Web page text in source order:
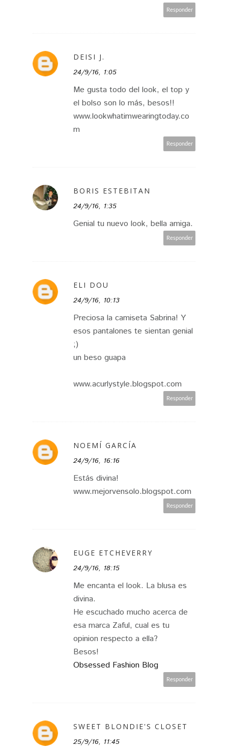
Responder
DEISI J.
24/9/16, 1:05
Me gusta todo del look, el top y
el bolso son lo más, besos!!
www.lookwhatimwearingtoday.co
m
Responder
BORIS ESTEBITAN
24/9/16, 1:35
Genial tu nuevo look, bella amiga.
Responder
ELI DOU
24/9/16, 10:13
Preciosa la camiseta Sabrina! Y
esos pantalones te sientan genial
;)
un beso guapa
www.acurlystyle.blogspot.com
Responder
NOEMÍ GARCÍA
24/9/16, 16:16
Estás divina!
www.mejorvensolo.blogspot.com
Responder
EUGE ETCHEVERRY
24/9/16, 18:15
Me encanta el look. La blusa es
divina.
He escuchado mucho acerca de
esa marca Zaful, cual es tu
opinion respecto a ella?
Besos!
Obsessed Fashion Blog
Responder
SWEET BLONDIE'S CLOSET
25/9/16, 11:45